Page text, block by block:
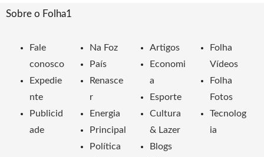
Sobre o Folha1
Fale
conosco
Expedie
nte
Publicid
ade
Na Foz
País
Renasce
r
Energia
Principal
Política
Artigos
Economi
a
Esporte
Cultura
& Lazer
Blogs
Folha
Vídeos
Folha
Fotos
Tecnolog
ia